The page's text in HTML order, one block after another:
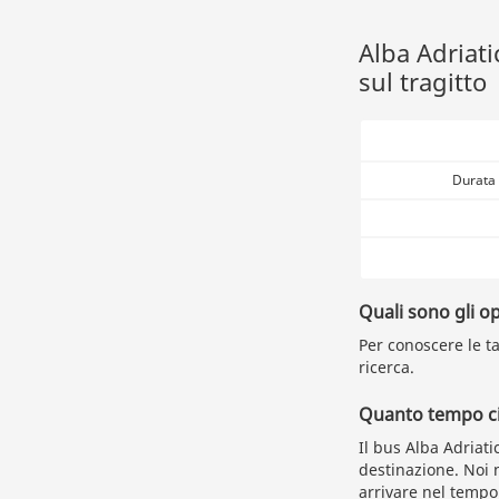
Alba
sul tragitto
Durata
Quali sono gli
Per conoscere le
ricerca.
Quanto tempo
Il bus Alba
destinazione. Noi
arrivare nel